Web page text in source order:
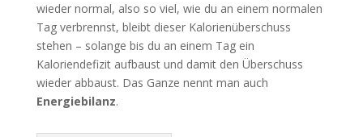
wieder normal, also so viel, wie du an einem normalen
Tag verbrennst, bleibt dieser Kalorienüberschuss
stehen – solange bis du an einem Tag ein
Kaloriendefizit aufbaust und damit den Überschuss
wieder abbaust. Das Ganze nennt man auch
Energiebilanz.